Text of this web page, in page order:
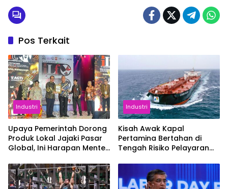
Pos Terkait
Industri
Upaya Pemerintah Dorong
Produk Lokal Jajaki Pasar
Global, Ini Harapan Menteri
dan IGT Expo 2026
Industri
Kisah Awak Kapal
Pertamina Bertahan di
Tengah Risiko Pelayaran